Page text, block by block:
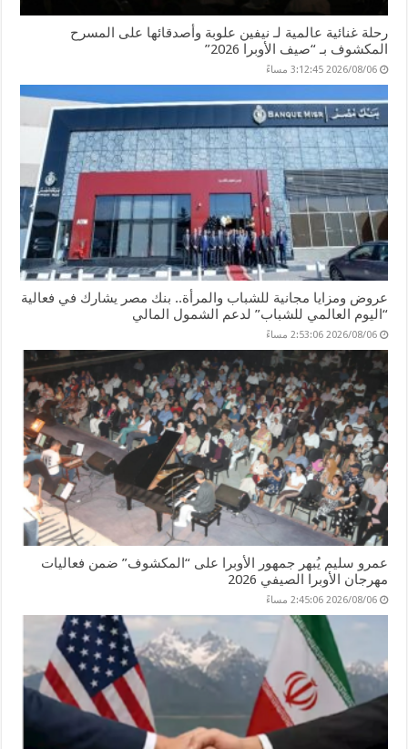
رحلة غنائية عالمية لـ نيفين علوبة وأصدقائها على المسرح
المكشوف بـ “صيف الأوبرا 2026”
2026/08/06 3:12:45 مساءً
عروض ومزايا مجانية للشباب والمرأة.. بنك مصر يشارك في فعالية
“اليوم العالمي للشباب” لدعم الشمول المالي
2026/08/06 2:53:06 مساءً
عمرو سليم يُبهر جمهور الأوبرا على “المكشوف” ضمن فعاليات
مهرجان الأوبرا الصيفي 2026
2026/08/06 2:45:06 مساءً